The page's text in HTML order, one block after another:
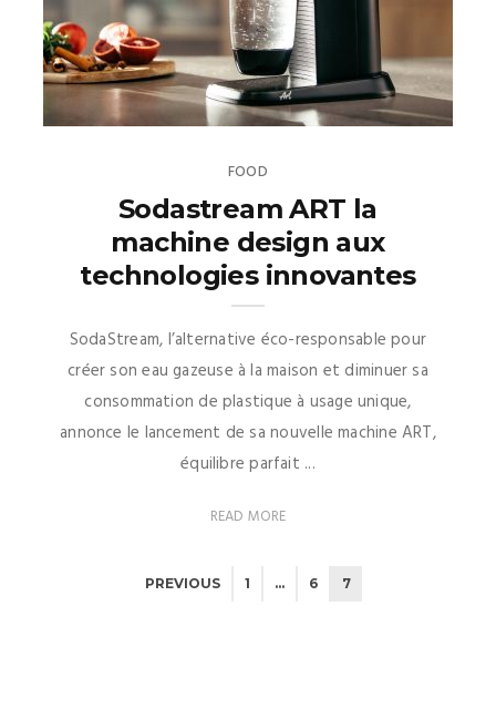
FOOD
Sodastream ART la
machine design aux
technologies innovantes
SodaStream, l’alternative éco-responsable pour
créer son eau gazeuse à la maison et diminuer sa
consommation de plastique à usage unique,
annonce le lancement de sa nouvelle machine ART,
équilibre parfait ...
READ MORE
PREVIOUS 1 … 6 7